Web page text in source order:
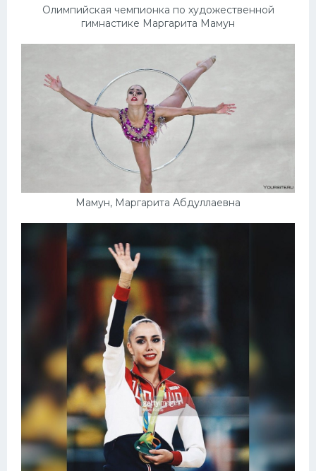
Олимпийская чемпионка по художественной
гимнастике Маргарита Мамун
Мамун, Маргарита Абдуллаевна